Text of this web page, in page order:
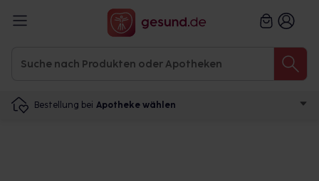
Bestellung bei Apotheke wählen